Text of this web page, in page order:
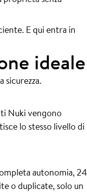
E qui entra in
ideale
sicurezza.
Nuki vengono
lo stesso livello di
autonomia, 24
o duplicate, solo un